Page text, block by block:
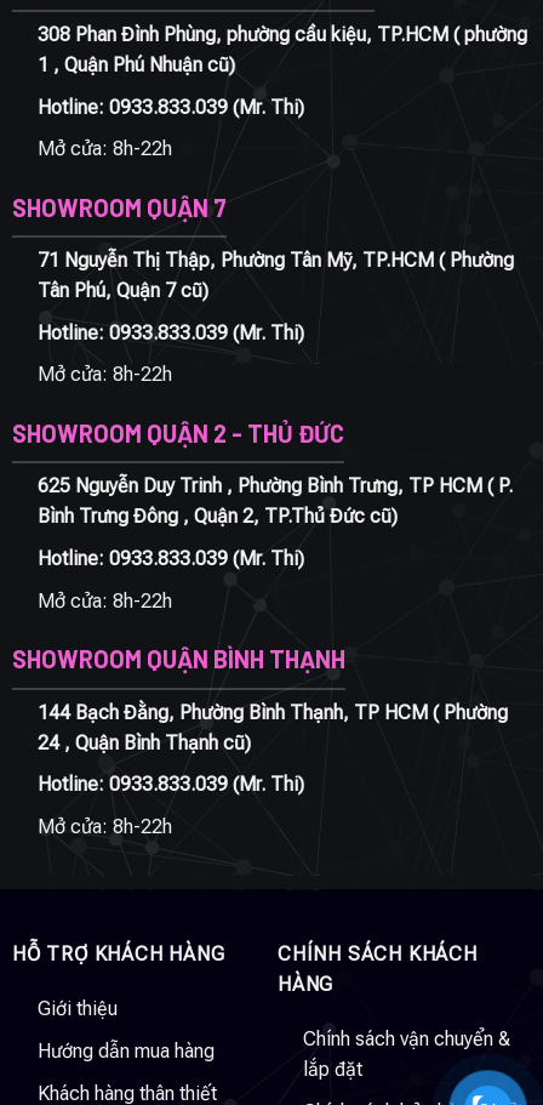
308 Phan Đình Phùng, phường cầu kiệu, TP.HCM ( phường
1 , Quận Phú Nhuận cũ)
Hotline: 0933.833.039(Mr. Thi)
Mở cửa: 8h-22h
SHOWROOM QUẬN 7
71 Nguyễn Thị Thập, Phường Tân Mỹ, TP.HCM ( Phường
Tân Phú, Quận 7 cũ)
Hotline: 0933.833.039(Mr. Thi)
Mở cửa: 8h-22h
SHOWROOM QUẬN 2 - THỦ ĐỨC
625 Nguyễn Duy Trinh , Phường Bình Trưng, TP HCM ( P.
Bình Trưng Đông , Quận 2, TP.Thủ Đức cũ)
Hotline: 0933.833.039(Mr. Thi)
Mở cửa: 8h-22h
SHOWROOM QUẬN BÌNH THẠNH
144 Bạch Đằng, Phường Bình Thạnh, TP HCM ( Phường
24 , Quận Bình Thạnh cũ)
Hotline: 0933.833.039(Mr. Thi)
Mở cửa: 8h-22h
HỖ TRỢ KHÁCH HÀNG
Giới thiệu
Hướng dẫn mua hàng
Khách hàng thân thiết
CHÍNH SÁCH KHÁCH
HÀNG
Chính sách vận chuyển &
lắp đặt